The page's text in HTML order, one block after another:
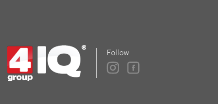
Follow